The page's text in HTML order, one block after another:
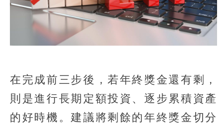
在完成前三步後，若年終獎金還有剩，
則是進行長期定額投資、逐步累積資產
的好時機。建議將剩餘的年終獎金切分